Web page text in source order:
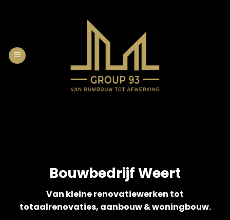
Bouwbedrijf Weert
Van kleine renovatiewerken tot
totaalrenovaties, aanbouw & woningbouw.